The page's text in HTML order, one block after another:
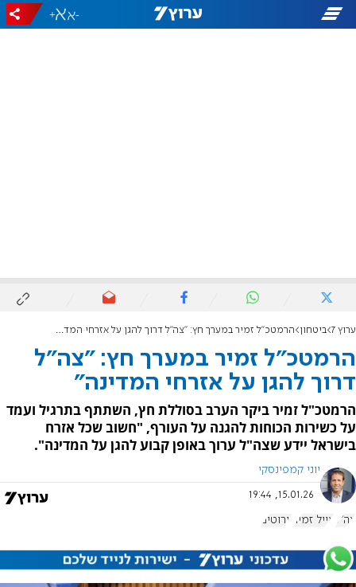
-
+
ערוץ 7 ביטחון הרמטכ"ל זמיר במערך חץ: "צה"ל דרוך להגן על אזרחי המדינה"
הרמטכ"ל זמיר במערך חץ: "צה"ל
דרוך להגן על אזרחי המדינה"
הרמטכ"ל זמיר ביקר הערב בסוללת חץ, השתתף בתרגיל ועמד
על כשירות הכוחות להגנה על העורף, "חשוב שכל אזרח
בישראל יידע שצה"ל ערוך באופן קבוע להגן על המדינה".
יוני קמפינסקי
15.01.26, 19:44
צה"ל אייל זמיר יירוטים